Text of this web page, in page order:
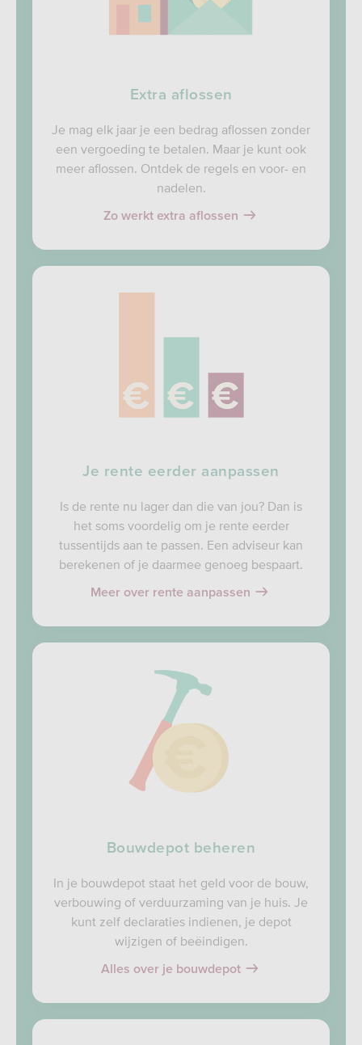
Extra aflossen
Je mag elk jaar je een bedrag aflossen zonder
een vergoeding te betalen. Maar je kunt ook
meer aflossen. Ontdek de regels en voor- en
nadelen.
Zo werkt extra aflossen
Je rente eerder aanpassen
Is de rente nu lager dan die van jou? Dan is
het soms voordelig om je rente eerder
tussentijds aan te passen. Een adviseur kan
berekenen of je daarmee genoeg bespaart.
Meer over rente aanpassen
Bouwdepot beheren
In je bouwdepot staat het geld voor de bouw,
verbouwing of verduurzaming van je huis. Je
kunt zelf declaraties indienen, je depot
wijzigen of beëindigen.
Alles over je bouwdepot